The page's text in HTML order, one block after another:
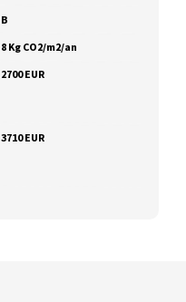
B
8 Kg CO2/m2/an
2700 EUR
3710 EUR